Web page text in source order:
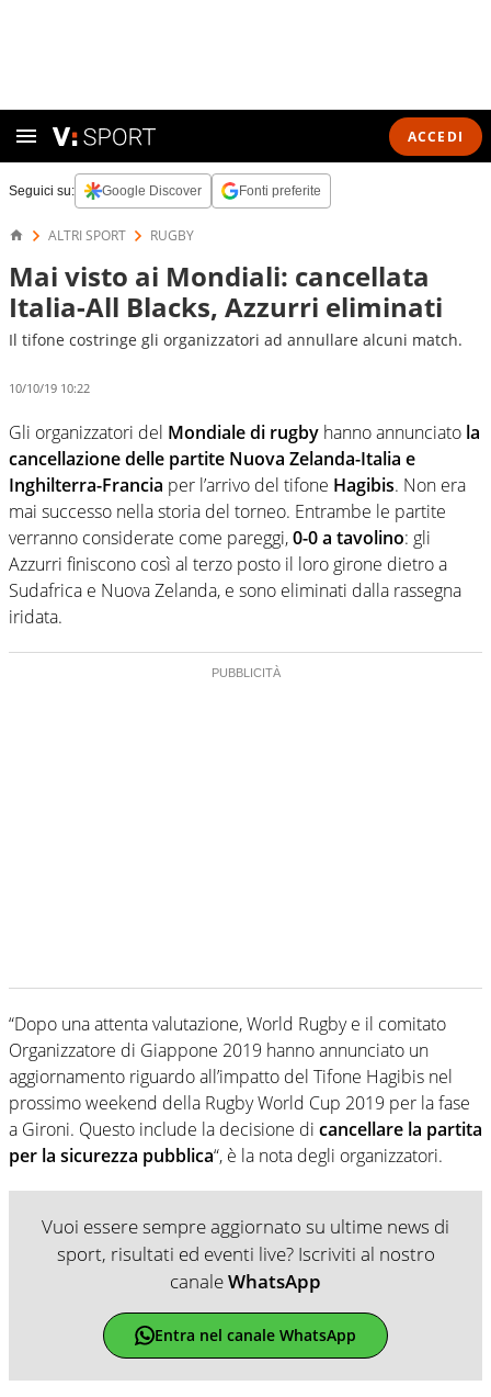
ACCEDI
Seguici su: Google Discover Fonti preferite
ALTRI SPORT RUGBY
Mai visto ai Mondiali: cancellata
Italia-All Blacks, Azzurri eliminati
Il tifone costringe gli organizzatori ad annullare alcuni match.
10/10/19 10:22
Gli organizzatori del Mondiale di rugby hanno annunciato la
cancellazione delle partite Nuova Zelanda-Italia e
Inghilterra-Francia per l’arrivo del tifone Hagibis. Non era
mai successo nella storia del torneo. Entrambe le partite
verranno considerate come pareggi,0-0 a tavolino: gli
Azzurri finiscono così al terzo posto il loro girone dietro a
Sudafrica e Nuova Zelanda, e sono eliminati dalla rassegna
iridata.
“Dopo una attenta valutazione, World Rugby e il comitato
Organizzatore di Giappone 2019 hanno annunciato un
aggiornamento riguardo all’impatto del Tifone Hagibis nel
prossimo weekend della Rugby World Cup 2019 per la fase
a Gironi. Questo include la decisione di cancellare la partita
per la sicurezza pubblica“, è la nota degli organizzatori.
Vuoi essere sempre aggiornato su ultime news di
sport, risultati ed eventi live? Iscriviti al nostro
canaleWhatsApp
Entra nel canale WhatsApp